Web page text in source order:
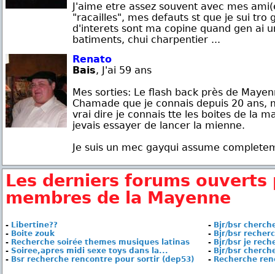
J'aime etre assez souvent avec mes
"racailles", mes defauts st que je sui tro
d'interets sont ma copine quand gen ai
batiments, chui charpentier ...
Renato
Bais, J'ai 59 ans
Mes sorties: Le flash back près de
Chamade que je connais depuis 20 ans,
vrai dire je connais tte les boites de la
jevais essayer de lancer la mienne.
Je suis un mec gayqui assume
Les derniers forums ouverts
membres de la Mayenne
- Libertine??
- Boite zouk
- Recherche soirée themes musiques latinas
- Soiree,apres midi sexe toys dans la...
- Bsr recherche rencontre pour sortir (dep53)
- Bjr/bsr
- Bjr/bsr
- Bjr/bsr je
- Bjr/bsr
- Recherche